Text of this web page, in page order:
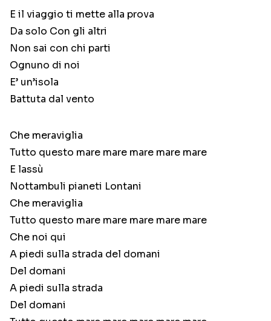
E il viaggio ti mette alla prova
Da solo Con gli altri
Non sai con chi parti
Ognuno di noi
E’ un’isola
Battuta dal vento
Che meraviglia
Tutto questo mare mare mare mare mare
E lassù
Nottambuli pianeti Lontani
Che meraviglia
Tutto questo mare mare mare mare mare
Che noi qui
A piedi sulla strada del domani
Del domani
A piedi sulla strada
Del domani